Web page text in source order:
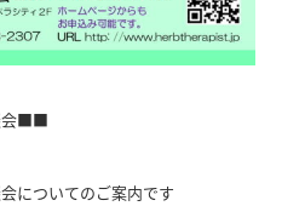
会■■
についてのご案内です